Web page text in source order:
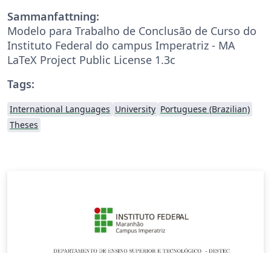
Sammanfattning:
Modelo para Trabalho de Conclusão de Curso do
Instituto Federal do campus Imperatriz - MA
LaTeX Project Public License 1.3c
Tags:
International Languages University Portuguese (Brazilian)
Theses